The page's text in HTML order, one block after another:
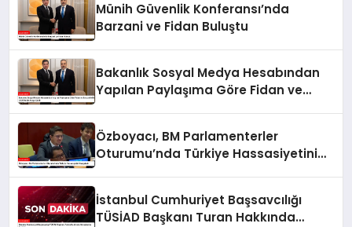
Münih Güvenlik Konferansı’nda
Barzani ve Fidan Buluştu
Bakanlık Sosyal Medya Hesabından
Yapılan Paylaşıma Göre Fidan ve
Özboyacı, BM Parlamenterler
Oturumu’nda Türkiye Hassasiyetini
İstanbul Cumhuriyet Başsavcılığı
TÜSİAD Başkanı Turan Hakkında